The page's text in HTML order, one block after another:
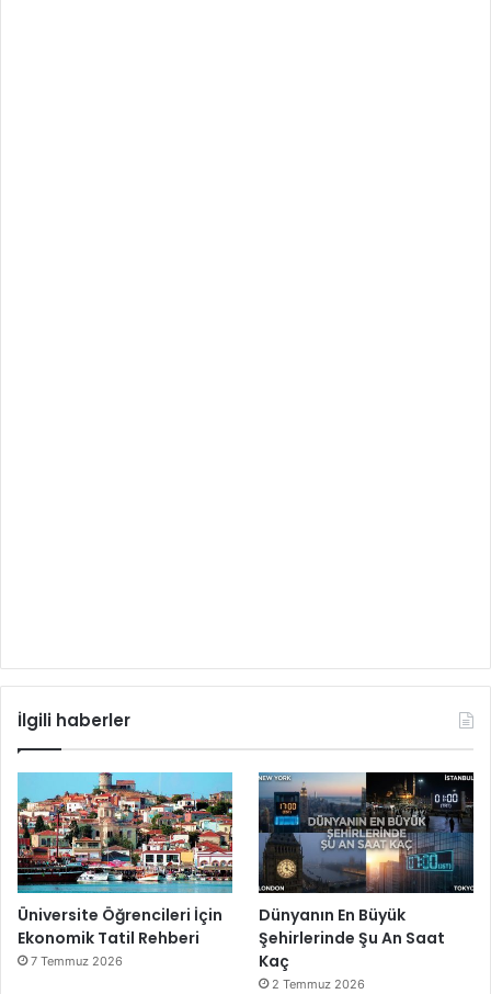
İlgili haberler
Üniversite Öğrencileri İçin
Ekonomik Tatil Rehberi
7 Temmuz 2026
Dünyanın En Büyük
Şehirlerinde Şu An Saat
Kaç
2 Temmuz 2026